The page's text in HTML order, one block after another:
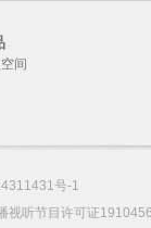
间
号-1
视听节目许可证